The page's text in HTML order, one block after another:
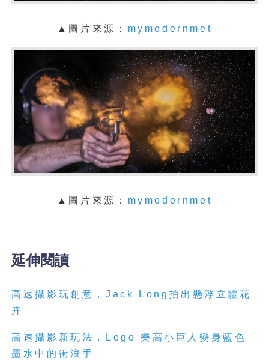
▲圖片來源： mymodernmet
▲圖片來源： mymodernmet
延伸閱讀
高速攝影玩創意， Jack Long拍出懸浮立體花
卉
高速攝影新玩法， Lego 樂 高小巨人變身藍色
墨水中的衝浪手